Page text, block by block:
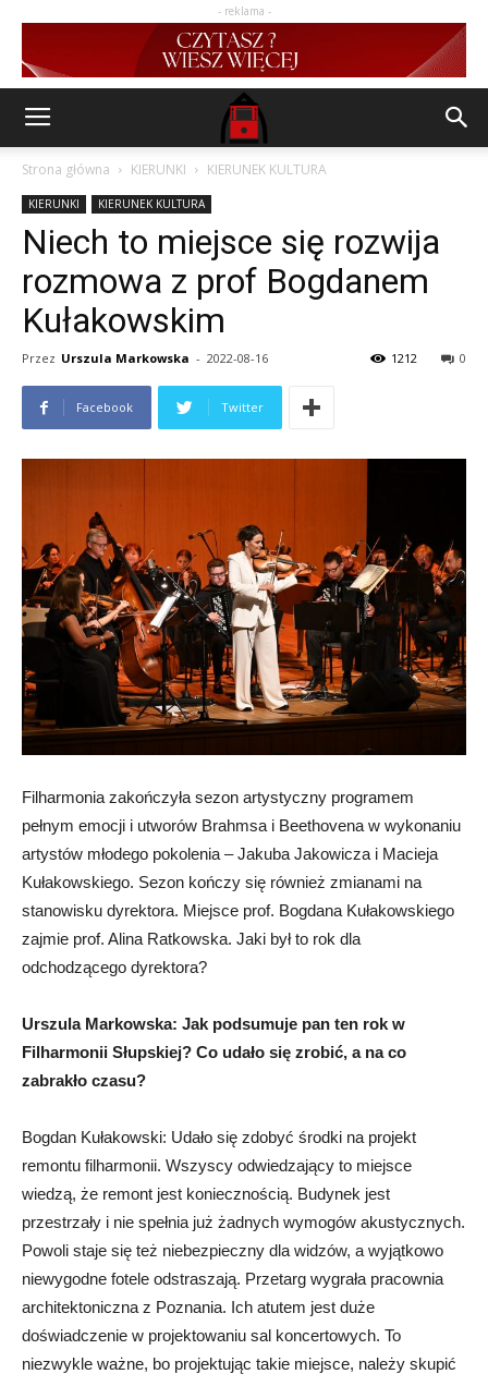
- reklama -
Strona główna KIERUNKI KIERUNEK KULTURA
KIERUNKI KIERUNEK KULTURA
Niech to miejsce się rozwija
rozmowa z prof Bogdanem
Kułakowskim
Przez Urszula Markowska - 2022-08-16 0
1212
Facebook Twitter
Filharmonia zakończyła sezon artystyczny programem
pełnym emocji i utworów Brahmsa i Beethovena w wykonaniu
artystów młodego pokolenia – Jakuba Jakowicza i Macieja
Kułakowskiego. Sezon kończy się również zmianami na
stanowisku dyrektora. Miejsce prof. Bogdana Kułakowskiego
zajmie prof. Alina Ratkowska. Jaki był to rok dla
odchodzącego dyrektora?
Urszula Markowska: Jak podsumuje pan ten rok w
Filharmonii Słupskiej? Co udało się zrobić, a na co
zabrakło czasu?
Bogdan Kułakowski: Udało się zdobyć środki na projekt
remontu filharmonii. Wszyscy odwiedzający to miejsce
wiedzą, że remont jest koniecznością. Budynek jest
przestrzały i nie spełnia już żadnych wymogów akustycznych.
Powoli staje się też niebezpieczny dla widzów, a wyjątkowo
niewygodne fotele odstraszają. Przetarg wygrała pracownia
architektoniczna z Poznania. Ich atutem jest duże
doświadczenie w projektowaniu sal koncertowych. To
niezwykle ważne, bo projektując takie miejsce, należy skupić